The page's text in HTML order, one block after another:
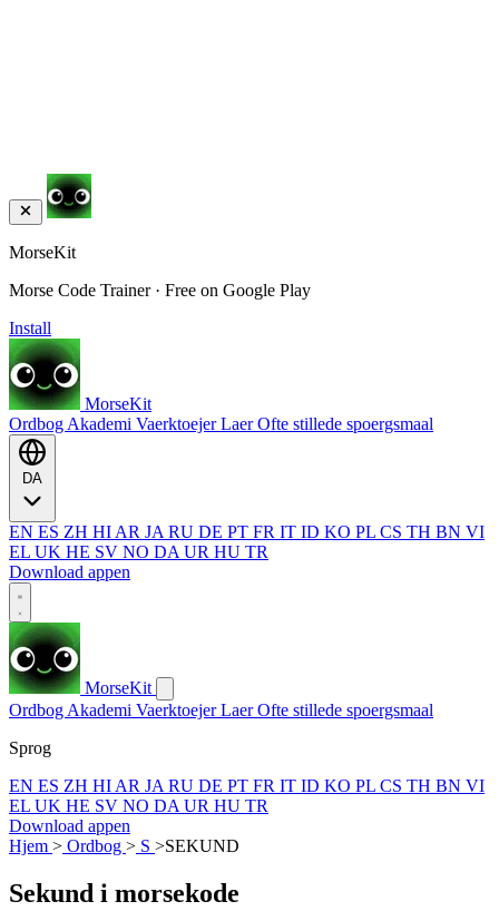
MorseKit
Morse Code Trainer · Free on Google Play
Install
MorseKit
Ordbog Akademi VaerktoejerLaerOfte stillede spoergsmaal
EN ES ZH HI AR JA RU DE PT FR IT ID KO PL CS TH BN VI
EL UK HE SV NO DA UR HU TR
Download appen
MorseKit
Ordbog Akademi VaerktoejerLaerOfte stillede spoergsmaal
Sprog
EN ES ZH HI AR JA RU DE PT FR IT ID KO PL CS TH BN VI
EL UK HE SV NO DA UR HU TR
Download appen
Hjem > Ordbog > S >SEKUND
Sekund i morsekode